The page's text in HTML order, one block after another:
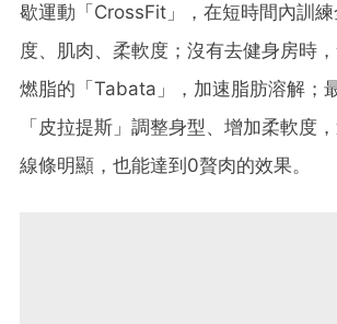
歇運動「CrossFit」，在短時間內訓
度、肌肉、柔軟度；沒有去健身房時
燃脂的「Tabata」，加速脂肪溶解；
「皮拉提斯」調整身型、增加柔軟度
線條明顯，也能達到0贅肉的效果。